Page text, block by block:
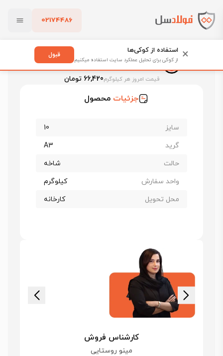
02174486
پاک کردن
فولادسل
قیمت میلگرد 10 ظفر بناب گرید A3
قیمت امروز هر کیلوگرم66,420 تومان
جزئیات محصول
سایز
10
گرید
A3
حالت
شاخه
واحد سفارش
کیلوگرم
محل تحویل
کارخانه
کارشناس فروش
مینو روستایی
× استفاده از کوکی‌ها
از کوکی برای تحلیل عملکرد سایت استفاده میکنیم
قبول